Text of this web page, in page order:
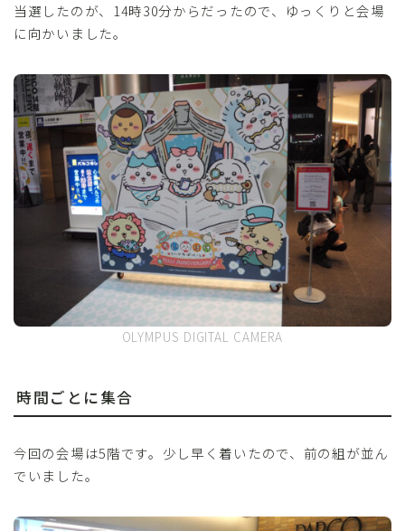
当選したのが、14時30分からだったので、ゆっくりと会場
に向かいました。
OLYMPUS DIGITAL CAMERA
時間ごとに集合
今回の会場は5階です。少し早く着いたので、前の組が並ん
でいました。